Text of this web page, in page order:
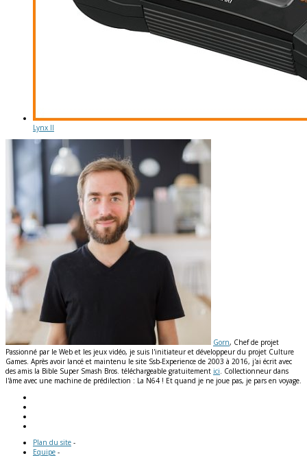
Lynx II
Gorn, Chef de projet
Passionné par le Web et les jeux vidéo, je suis l'initiateur et développeur du projet Culture
Games. Après avoir lancé et maintenu le site Ssb-Experience de 2003 à 2016, j'ai écrit avec
des amis la Bible Super Smash Bros. téléchargeable gratuitement ici. Collectionneur dans
l'âme avec une machine de prédilection : La N64 ! Et quand je ne joue pas, je pars en voyage.
Plan du site -
Equipe -